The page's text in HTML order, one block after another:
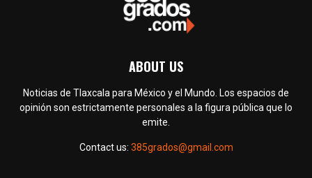
ABOUT US
Noticias de Tlaxcala para México y el Mundo. Los espacios de
opinión son estrictamente personales a la figura pública que lo
emite.
Contact us: 385grados@gmail.com